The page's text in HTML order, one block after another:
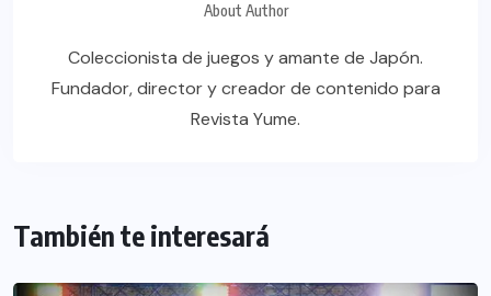
About Author
Coleccionista de juegos y amante de Japón.
Fundador, director y creador de contenido para
Revista Yume.
También te interesará